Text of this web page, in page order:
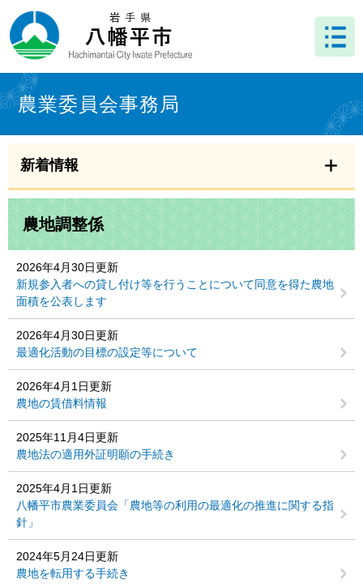
ー
ジ
先
頭
で
ニ
ュ
を
飛
ば
文 農業委員会事務局
新着情報
農地調整係
2026年4月30日更新
新規参入者への貸し付け等を行うことについて同意を得た農地
面積を公表します
2026年4月30日更新
最適化活動の目標の設定等について
2026年4月1日更新
農地の賃借料情報
2025年11月4日更新
農地法の適用外証明願の手続き
2025年4月1日更新
八幡平市農業委員会「農地等の利用の最適化の推進に関する指
針」
2024年5月24日更新
農地を転用する手続き